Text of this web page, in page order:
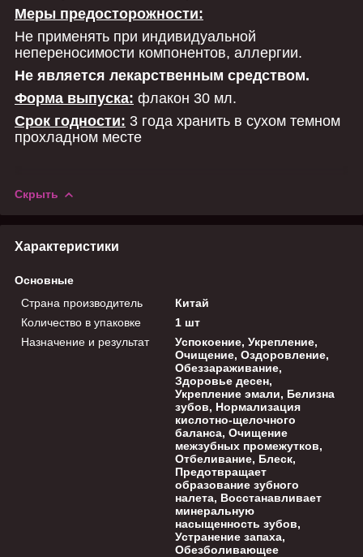
Меры предосторожности:
Не применять при индивидуальной
непереносимости компонентов, аллергии.
Не является лекарственным средством.
Форма выпуска: флакон 30 мл.
Срок годности: 3 года хранить в сухом темном
прохладном месте
Скрыть
Характеристики
Основные
Страна производитель
Китай
Количество в упаковке
1 шт
Назначение и результат
Успокоение, Укрепление,
Очищение, Оздоровление,
Обеззараживание,
Здоровье десен,
Укрепление эмали, Белизна
зубов, Нормализация
кислотно-щелочного
баланса, Очищение
межзубных промежутков,
Отбеливание, Блеск,
Предотвращает
образование зубного
налета, Восстанавливает
минеральную
насыщенность зубов,
Устранение запаха,
Обезболивающее